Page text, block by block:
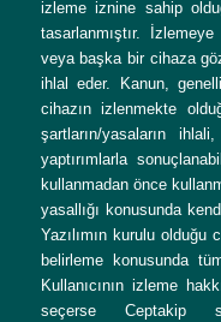
izleme iznine sahip
tasarlanmıştır.
veya başka bir cihaza
ihlal eder. Kanun,
cihazın izlenmekte
şartların/yasaların
yaptırımlarla
kullanmadan önce
yasallığı konusunda
Yazılımın kurulu olduğu
belirleme konusunda
Kullanıcının izleme
seçerse Ceptakip